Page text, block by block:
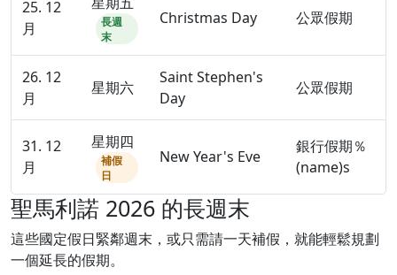
25. 12
月
長週
末
Christmas Day 公眾假期
26. 12
月
星期六
Saint Stephen's
Day
公眾假期
31. 12
月
星期四
補假
日
New Year's Eve
銀行假期％
(name)s
聖馬利諾 2026 的長週末
這些國定假日緊鄰週末，或只需請一天補假，就能輕鬆規劃
一個延長的假期。